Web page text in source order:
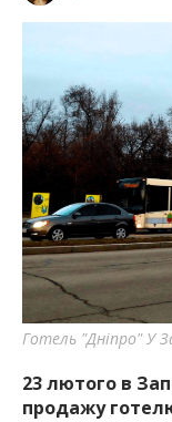
Готель "Дніпро" У
23 лютого в
продажу